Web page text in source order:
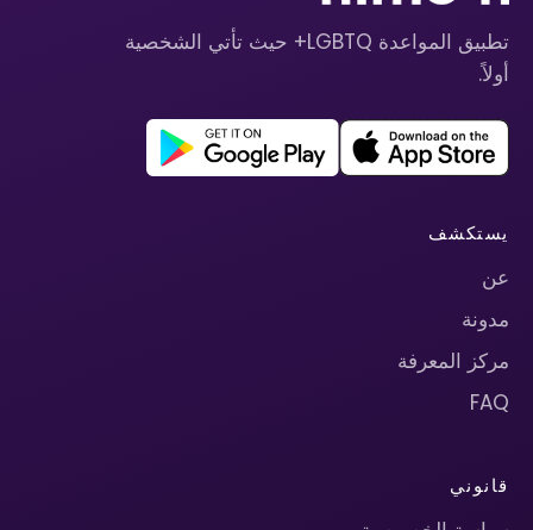
تطبيق المواعدة LGBTQ+ حيث تأتي الشخصية
أولاً.
يستكشف
عن
مدونة
مركز المعرفة
FAQ
قانوني